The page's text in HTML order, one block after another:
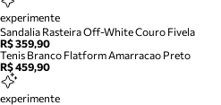
experimente
Sandalia Rasteira Off-White Couro Fivela
R$ 359,90
Tenis Branco Flatform Amarracao Preto
R$ 459,90
experimente